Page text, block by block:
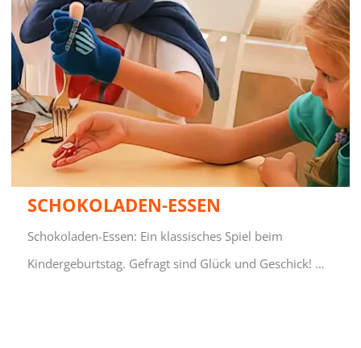
SCHOKOLADEN-ESSEN
Schokoladen-Essen: Ein klassisches Spiel beim
Kindergeburtstag. Gefragt sind Glück und Geschick! …